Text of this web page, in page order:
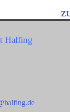
Halfing